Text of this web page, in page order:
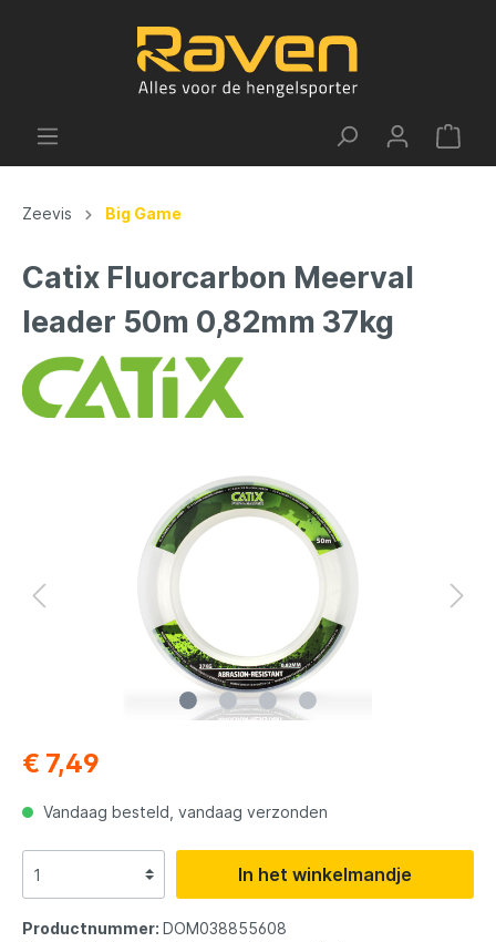
Zeevis Big Game
Catix Fluorcarbon Meerval
leader 50m 0,82mm 37kg
€ 7,49
Vandaag besteld, vandaag verzonden
In het winkelmandje
Productnummer: DOM038855608